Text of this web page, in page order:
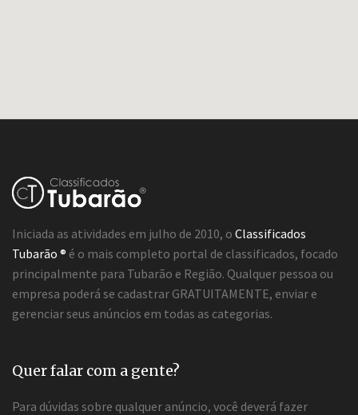
Iniciada as atividades em julho de 2010, o Classificados
Tubarão ® é o mais completo portal de classificados, focado
principalmente para Tubarão e Região. Qualquer pessoa ou
empresa poderá se cadastrar GRATUITAMENTE, enviar e
gerenciar seus anúncios em todas as categorias.
Quer falar com a gente?
Para dúvidas sobre qualquer anúncio, você deverá fazer